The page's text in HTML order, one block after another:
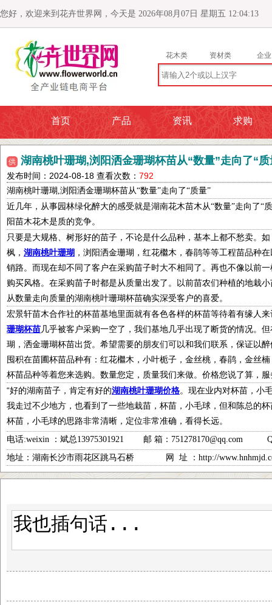
您好，欢迎来到花卉世界网，今天是 2026年08月07日 星期五 12:04:15
花木类 资材类 企业
首页 产品 资讯 求购
供 湖南桃叶珊瑚,浏阳洒金珊瑚杯苗从“数量”走向了“质
发布时间：2024-08-18 查看次数： 792
湖南桃叶珊瑚 ,浏阳洒金珊瑚杯苗从“数量”走向了“质量”
近几年，从事园林绿化醉大的感受就是湖南花木苗木从“数量”走向了“
阳苗木花木是质的竞争。
只要是大规格、树形好的苗子，不论是什么品种，基本上都不愁卖。
枫， 湖南桃叶珊瑚 ，浏阳洒金珊瑚，红花檵木，春鹃等等工程苗品种
销路。而现在却不同了客户在采购苗子时大不相同了。再也不像以前
购买风格。在采购苗子时都是从质量出发了。以前苗农们种植的地栽
从数量走向质量的湖南桃叶珊瑚杯苗确实深受客户的喜爱。
宏景轩苗木合作社的杯苗基地里面就有各色各样的杯苗等待着有缘人
珊瑚杯苗几乎被客户采购一空了，我们基地几乎出现了断货的情况。
瑚，洒金珊瑚杯苗出货。希望需要的朋友们可以和我们联系，保证以
囤积在苗圃杯苗品种有：红花檵木，小叶栀子，金丝桃，春鹃，金丝
杯苗品种等着您来选购。数量您定，质量我们来做。价格您说了算，
“好的湖南苗子，肯定有好的湖南桃叶珊瑚价格。现在业内对杯苗，小
我走过不少地方，也看到了一些地栽苗，杯苗，小毛球，但和陈总的
杯苗，小毛球的思路非常清晰，定位非常准确，看得长远。
电话:weixin ：斌总13975301921 邮 箱： 751278170@qq.com
地址：湖南长沙市雨花区跳马石桥
网 址 ： http://